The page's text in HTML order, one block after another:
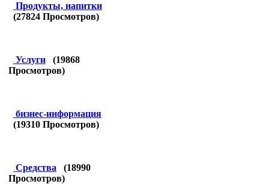
Продукты, напитки
(27824 Просмотров)
Услуги (19868
Просмотров)
бизнес-информация
(19310 Просмотров)
Средства (18990
Просмотров)